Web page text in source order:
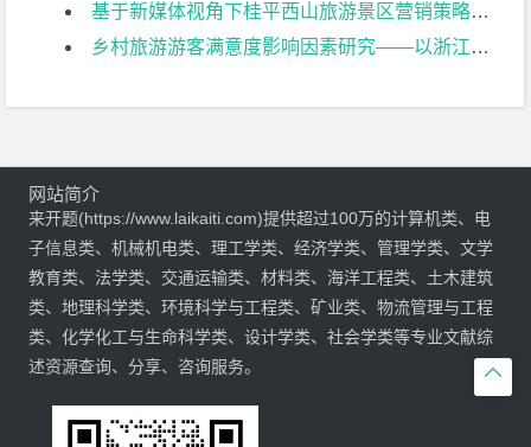
基于新媒体视角下桂平西山旅游景区营销策略研究开题报告
乡村旅游游客满意度影响因素研究——以浙江安吉乡村旅游地为例开题报告

网站简介
来开题(https://www.laikaiti.com)提供超过100万的计算机类、电
子信息类、机械机电类、理工学类、经济学类、管理学类、文学
教育类、法学类、交通运输类、材料类、海洋工程类、土木建筑
类、地理科学类、环境科学与工程类、矿业类、物流管理与工程
类、化学化工与生命科学类、设计学类、社会学类等专业文献综
述资源查询、分享、咨询服务。